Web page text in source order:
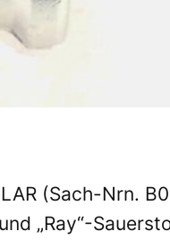
(Sach-Nrn.
„Ray“-